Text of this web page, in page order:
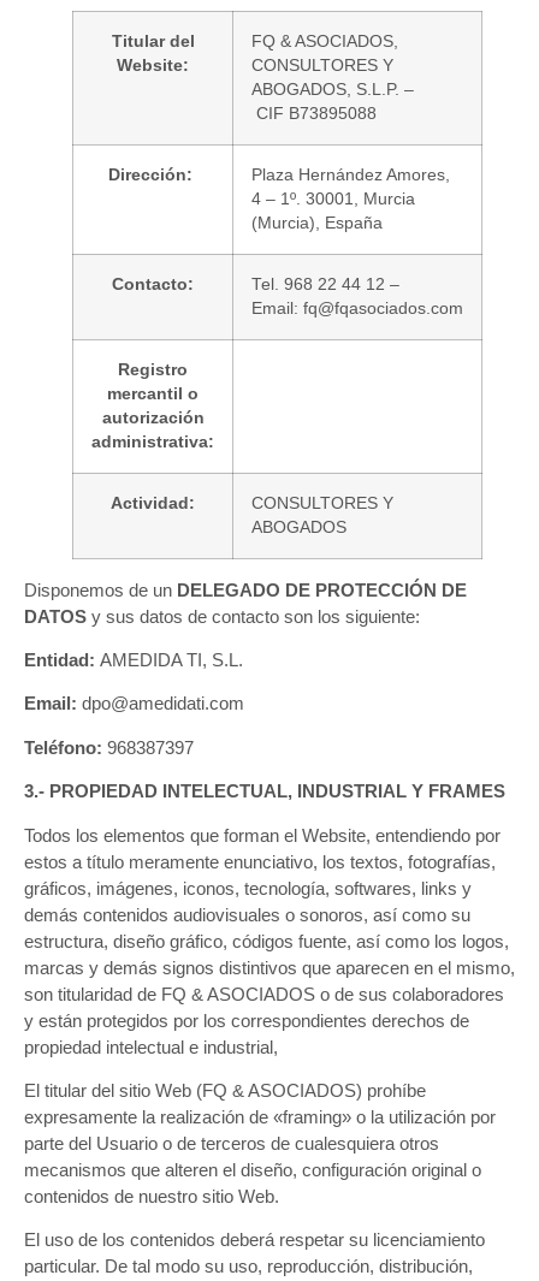
Titular del
Website:
FQ & ASOCIADOS,
CONSULTORES Y
ABOGADOS, S.L.P. –
CIF B73895088
Dirección:
Plaza Hernández Amores,
4 – 1º. 30001, Murcia
(Murcia), España
Contacto:
Tel. 968 22 44 12 –
Email: fq@fqasociados.com
Registro
mercantil o
autorización
administrativa:
Actividad:
CONSULTORES Y
ABOGADOS
Disponemos de un DELEGADO DE PROTECCIÓN DE
DATOS y sus datos de contacto son los siguiente:
Entidad: AMEDIDA TI, S.L.
Email: dpo@amedidati.com
Teléfono: 968387397
3.- PROPIEDAD INTELECTUAL, INDUSTRIAL Y FRAMES
Todos los elementos que forman el Website, entendiendo por
estos a título meramente enunciativo, los textos, fotografías,
gráficos, imágenes, iconos, tecnología, softwares, links y
demás contenidos audiovisuales o sonoros, así como su
estructura, diseño gráfico, códigos fuente, así como los logos,
marcas y demás signos distintivos que aparecen en el mismo,
son titularidad de FQ & ASOCIADOS o de sus colaboradores
y están protegidos por los correspondientes derechos de
propiedad intelectual e industrial,
El titular del sitio Web (FQ & ASOCIADOS) prohíbe
expresamente la realización de «framing» o la utilización por
parte del Usuario o de terceros de cualesquiera otros
mecanismos que alteren el diseño, configuración original o
contenidos de nuestro sitio Web.
El uso de los contenidos deberá respetar su licenciamiento
particular. De tal modo su uso, reproducción, distribución,